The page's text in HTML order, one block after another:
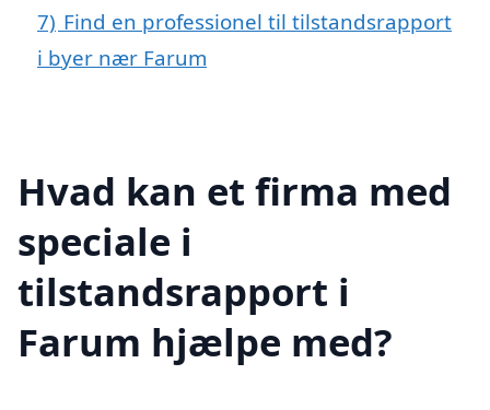
7) Find en professionel til tilstandsrapport
i byer nær Farum
Hvad kan et firma med
speciale i
tilstandsrapport i
Farum hjælpe med?